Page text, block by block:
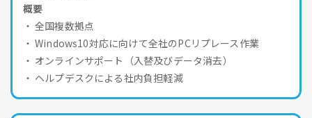
概要
全国複数拠点
Windows10対応に向けて全社のPCリプレース作業
オンラインサポート（入替及びデータ消去）
ヘルプデスクによる社内負担軽減